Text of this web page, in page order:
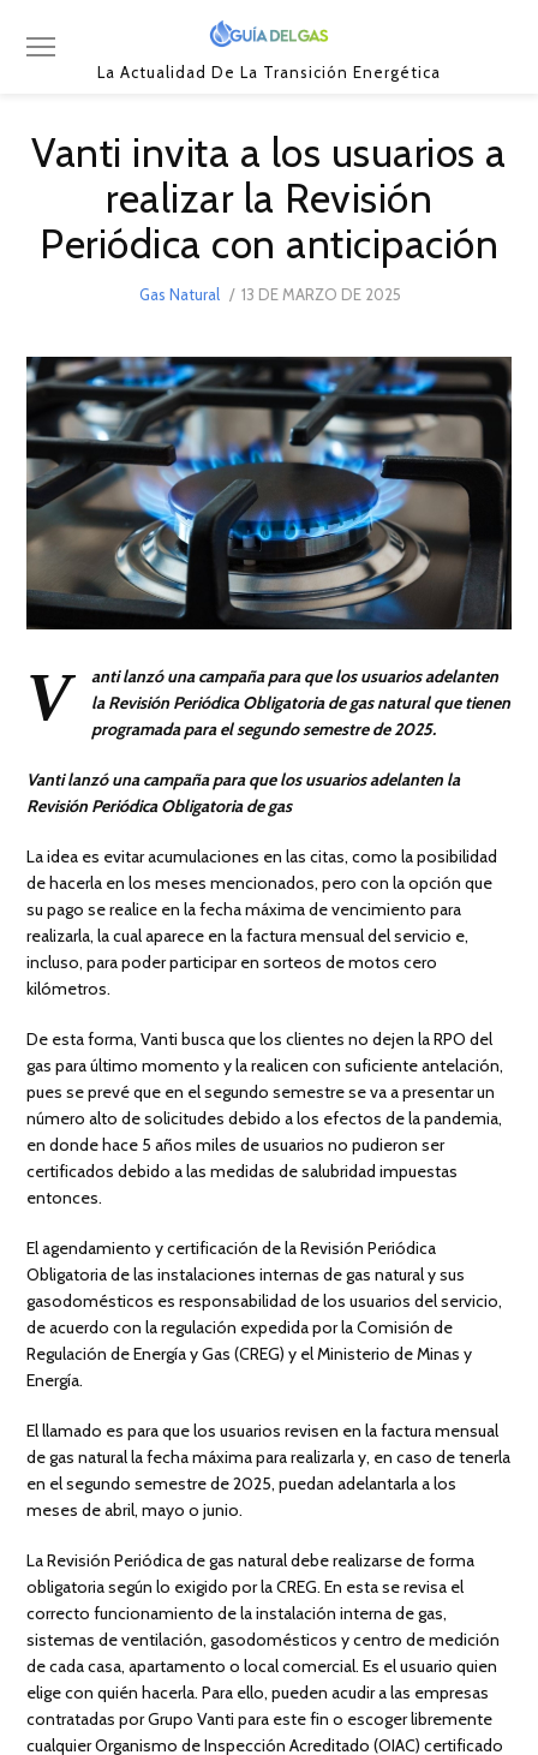
La Actualidad De La Transición Energética
Vanti invita a los usuarios a
realizar la Revisión
Periódica con anticipación
Gas Natural
POSTED
13 DE MARZO DE 2025
V
anti lanzó una campaña para que los usuarios adelanten
la Revisión Periódica Obligatoria de gas natural que tienen
programada para el segundo semestre de 2025.
Vanti lanzó una campaña para que los usuarios adelanten la
Revisión Periódica Obligatoria de gas
La idea es evitar acumulaciones en las citas, como la posibilidad
de hacerla en los meses mencionados, pero con la opción que
su pago se realice en la fecha máxima de vencimiento para
realizarla, la cual aparece en la factura mensual del servicio e,
incluso, para poder participar en sorteos de motos cero
kilómetros.
De esta forma, Vanti busca que los clientes no dejen la RPO del
gas para último momento y la realicen con suficiente antelación,
pues se prevé que en el segundo semestre se va a presentar un
número alto de solicitudes debido a los efectos de la pandemia,
en donde hace 5 años miles de usuarios no pudieron ser
certificados debido a las medidas de salubridad impuestas
entonces.
El agendamiento y certificación de la Revisión Periódica
Obligatoria de las instalaciones internas de gas natural y sus
gasodomésticos es responsabilidad de los usuarios del servicio,
de acuerdo con la regulación expedida por la Comisión de
Regulación de Energía y Gas (CREG) y el Ministerio de Minas y
Energía.
El llamado es para que los usuarios revisen en la factura mensual
de gas natural la fecha máxima para realizarla y, en caso de tenerla
en el segundo semestre de 2025, puedan adelantarla a los
meses de abril, mayo o junio.
La Revisión Periódica de gas natural debe realizarse de forma
obligatoria según lo exigido por la CREG. En esta se revisa el
correcto funcionamiento de la instalación interna de gas,
sistemas de ventilación, gasodomésticos y centro de medición
de cada casa, apartamento o local comercial. Es el usuario quien
elige con quién hacerla. Para ello, pueden acudir a las empresas
contratadas por Grupo Vanti para este fin o escoger libremente
cualquier Organismo de Inspección Acreditado (OIAC) certificado